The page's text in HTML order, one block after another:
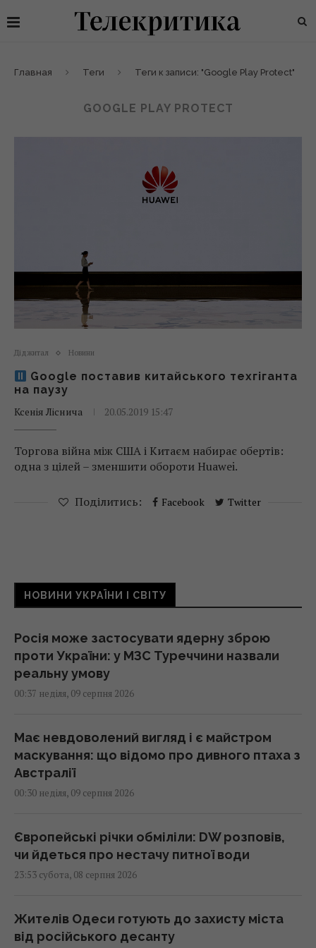
Главная Теги Теги к записи: "Google Play Protect"
GOOGLE PLAY PROTECT
Діджитал Новини
Google поставив китайського техгіганта
на паузу
Ксенія Ліснича
20.05.2019 15:47
Торгова війна між США і Китаєм набирає обертів:
одна з цілей – зменшити обороти Huawei.
Поділитись: Facebook Twitter
НОВИНИ УКРАЇНИ І СВІТУ
Росія може застосувати ядерну зброю
проти України: у МЗС Туреччини назвали
реальну умову
00:37 неділя, 09 серпня 2026
Має невдоволений вигляд і є майстром
маскування: що відомо про дивного птаха з
Австралії
00:30 неділя, 09 серпня 2026
Європейські річки обміліли: DW розповів,
чи йдеться про нестачу питної води
23:53 субота, 08 серпня 2026
Жителів Одеси готують до захисту міста
від російського десанту